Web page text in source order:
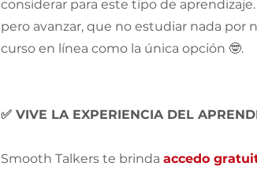
considerar para este tipo de
pero avanzar, que no estudiar nada por
curso en línea como la única opción 🤓.
✅ VIVE LA EXPERIENCIA DEL
Smooth Talkers te brinda accedo